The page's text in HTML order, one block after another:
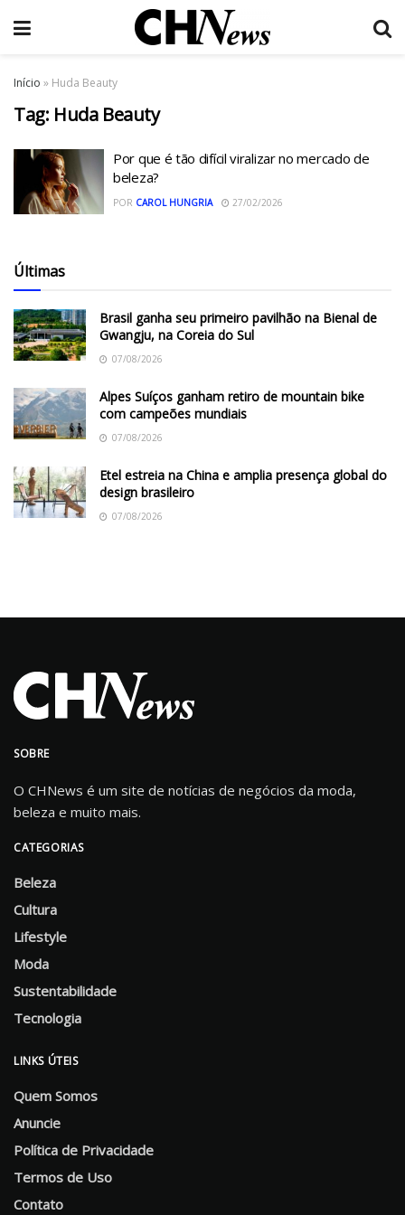
Início » Huda Beauty
Tag: Huda Beauty
Por que é tão difícil viralizar no mercado de
beleza?
POR CAROL HUNGRIA 27/02/2026
Últimas
Brasil ganha seu primeiro pavilhão na Bienal de
Gwangju, na Coreia do Sul
07/08/2026
Alpes Suíços ganham retiro de mountain bike
com campeões mundiais
07/08/2026
Etel estreia na China e amplia presença global do
design brasileiro
07/08/2026
SOBRE
O CHNews é um site de notícias de negócios da moda,
beleza e muito mais.
CATEGORIAS
Beleza
Cultura
Lifestyle
Moda
Sustentabilidade
Tecnologia
LINKS ÚTEIS
Quem Somos
Anuncie
Política de Privacidade
Termos de Uso
Contato